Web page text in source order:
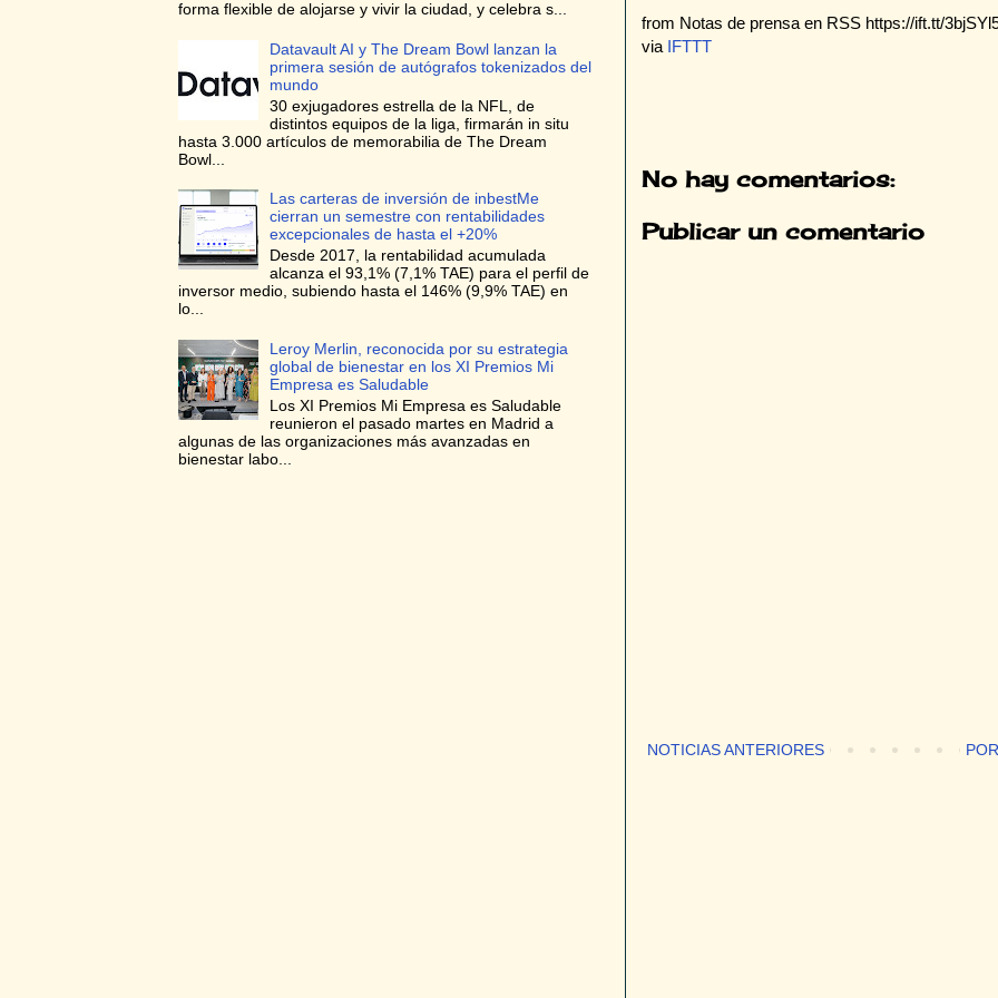
from Notas de prensa en RSS https://ift.tt/
via IFTTT
No hay comentarios:
Publicar un comentario
NOTICIAS ANTERIORES
forma flexible de alojarse y vivir la ciudad, y celebra s...
Datavault AI y The Dream Bowl lanzan la
primera sesión de autógrafos tokenizados del
mundo
30 exjugadores estrella de la NFL, de
distintos equipos de la liga, firmarán in situ
hasta 3.000 artículos de memorabilia de The Dream
Bowl...
Las carteras de inversión de inbestMe
cierran un semestre con rentabilidades
excepcionales de hasta el +20%
Desde 2017, la rentabilidad acumulada
alcanza el 93,1% (7,1% TAE) para el perfil de
inversor medio, subiendo hasta el 146% (9,9% TAE) en
lo...
Leroy Merlin, reconocida por su estrategia
global de bienestar en los XI Premios Mi
Empresa es Saludable
Los XI Premios Mi Empresa es Saludable
reunieron el pasado martes en Madrid a
algunas de las organizaciones más avanzadas en
bienestar labo...